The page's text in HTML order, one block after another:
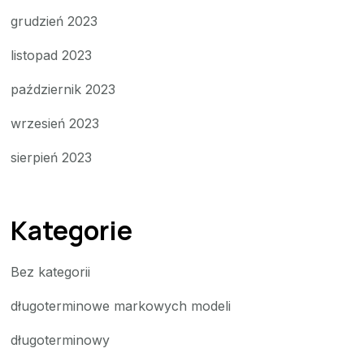
grudzień 2023
listopad 2023
październik 2023
wrzesień 2023
sierpień 2023
Kategorie
Bez kategorii
długoterminowe markowych modeli
długoterminowy